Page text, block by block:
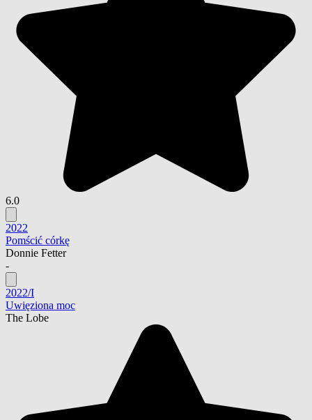
6.0
2022
Pomścić córkę
Donnie Fetter
-
2022/I
Uwięziona moc
The Lobe